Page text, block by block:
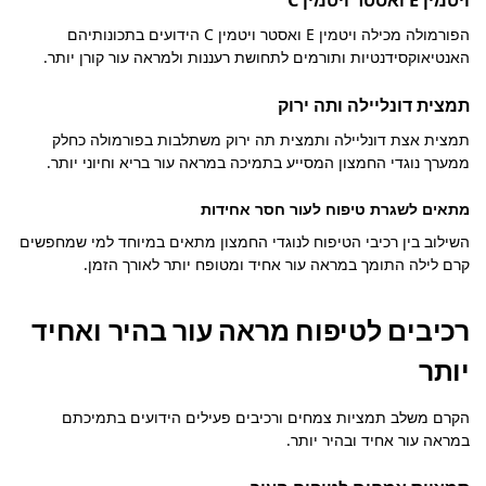
הפורמולה מכילה ויטמין E ואסטר ויטמין C הידועים בתכונותיהם
האנטיאוקסידנטיות ותורמים לתחושת רעננות ולמראה עור קורן יותר.
תמצית דונליילה ותה ירוק
תמצית אצת דונליילה ותמצית תה ירוק משתלבות בפורמולה כחלק
ממערך נוגדי החמצון המסייע בתמיכה במראה עור בריא וחיוני יותר.
מתאים לשגרת טיפוח לעור חסר אחידות
השילוב בין רכיבי הטיפוח לנוגדי החמצון מתאים במיוחד למי שמחפשים
קרם לילה התומך במראה עור אחיד ומטופח יותר לאורך הזמן.
רכיבים לטיפוח מראה עור בהיר ואחיד
יותר
הקרם משלב תמציות צמחים ורכיבים פעילים הידועים בתמיכתם
במראה עור אחיד ובהיר יותר.